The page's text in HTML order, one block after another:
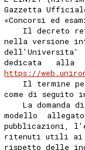
Gazzetta
«Concorsi ed
Il decreto
nella versione
dell'Universita'
dedicata   alla
https://
Il termine
come di seguito
La domanda
modello
pubblicazioni,
ritenuti utili ai
rispetto delle